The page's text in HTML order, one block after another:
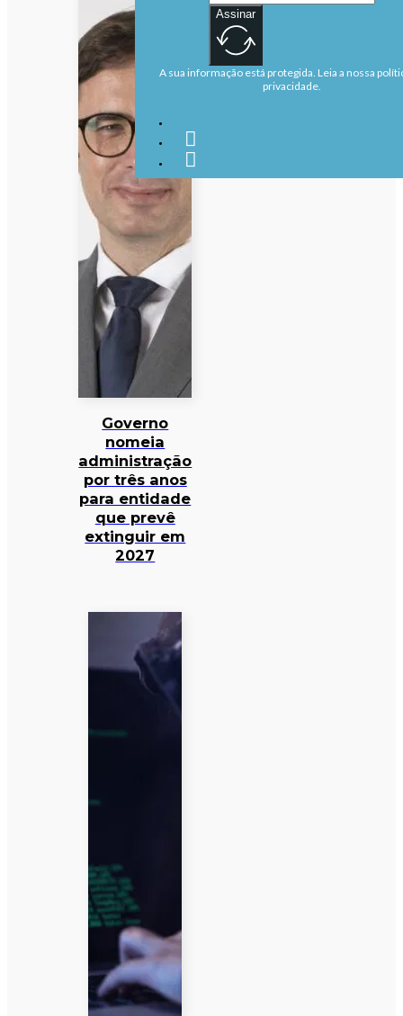
Governo
nomeia
administração
por três anos
para entidade
que prevê
extinguir em
2027
Assinar
A sua informação está protegida. Leia a nossa
privacidade.